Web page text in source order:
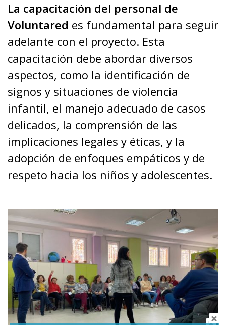
La capacitación del personal de
Voluntared es fundamental para seguir
adelante con el proyecto. Esta
capacitación debe abordar diversos
aspectos, como la identificación de
signos y situaciones de violencia
infantil, el manejo adecuado de casos
delicados, la comprensión de las
implicaciones legales y éticas, y la
adopción de enfoques empáticos y de
respeto hacia los niños y adolescentes.